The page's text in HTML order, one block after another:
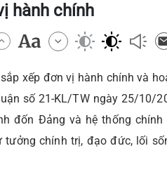
hành chính
xếp đơn vị hành chính và
số 21-KL/TW ngày 25/10/
đốn Đảng và hệ thống chính
chính trị, đạo đức, lối